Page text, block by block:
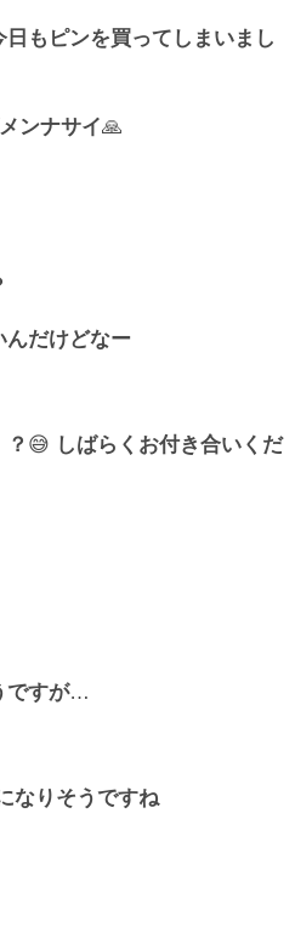
もピンを買ってしまいまし
ンナサイ🙏
んだけどなー
😅 しばらくお付き合いくだ
ですが…
なりそうですね